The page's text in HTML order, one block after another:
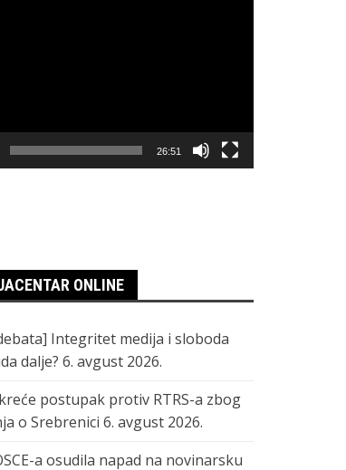
26:51
ONLINE
Integritet medija i sloboda
dalje? 6. avgust 2026.
postupak protiv RTRS-a zbog
o Srebrenici 6. avgust 2026.
a osudila napad na novinarsku